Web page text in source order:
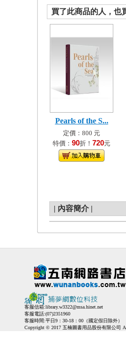
買了此商品的人，也
Pearls of the S...
定價：800 元
特價： 90折！ 720元
| 內容簡介 |
客服信箱:library.w3322@msa.hinet.net
客服電話:(07)2351960
客服時間:平日9：30-18：00（國定假日除外）
Copyright © 2017 五楠圖書用品股份有限公司